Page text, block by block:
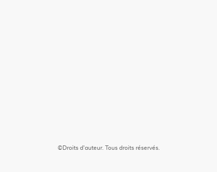
©Droits d'auteur. Tous droits réservés.